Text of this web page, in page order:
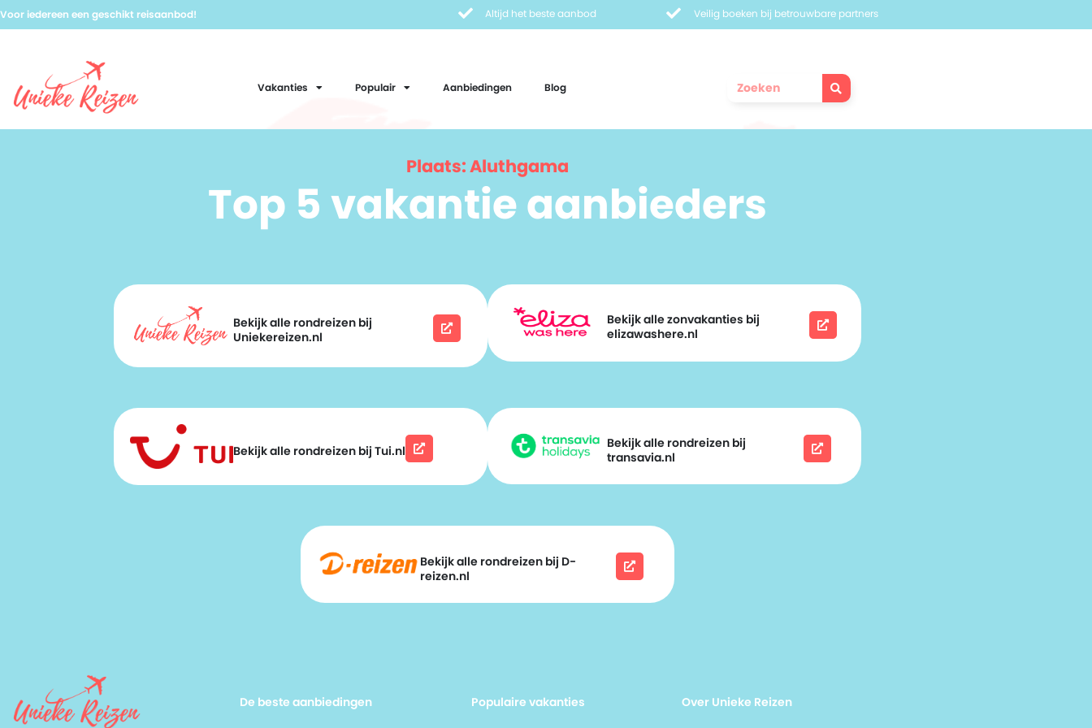
Voor iedereen een geschikt reisaanbod! Altijd het beste aanbod Veilig boeken bij betrouwbare partners
Vakanties Populair Aanbiedingen Blog
Plaats: Aluthgama
Top 5 vakantie aanbieders
Bekijk alle rondreizen bij
Uniekereizen.nl
Bekijk alle zonvakanties bij
elizawashere.nl
Bekijk alle rondreizen bij Tui.nl
Bekijk alle rondreizen bij
transavia.nl
Bekijk alle rondreizen bij D-
reizen.nl
De beste aanbiedingen Populaire vakanties Over Unieke Reizen